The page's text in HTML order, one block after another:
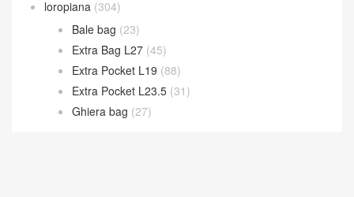
Gate 手袋
Goya 手袋(14)
Hammock 手袋(4)
Pebble 水桶手袋(3)
Puzzle 手袋(35)
Squeeze 手袋(7)